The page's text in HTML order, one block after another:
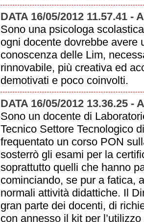
DATA 16/05/2012 11.57.41 -
Sono una psicologa
ogni docente dovrebbe avere
conoscenza delle Lim,
rinnovabile, più creativa ed
demotivati e poco coinvolti.
DATA 16/05/2012 13.36.25 -
Sono un docente di
Tecnico Settore Tecnologico
frequentato un corso PON
sosterrò gli esami per la
soprattutto quelli che hanno
cominciando, se pur a fatica,
normali attività didattiche. Il
gran parte dei docenti, di
con annesso il kit per